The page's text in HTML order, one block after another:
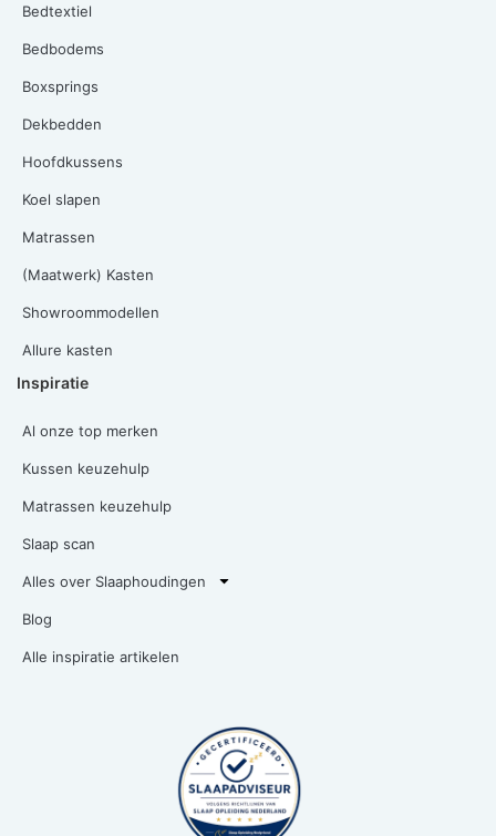
Bedtextiel
Bedbodems
Boxsprings
Dekbedden
Hoofdkussens
Koel slapen
Matrassen
(Maatwerk) Kasten
Showroommodellen
Allure kasten
Inspiratie
Al onze top merken
Kussen keuzehulp
Matrassen keuzehulp
Slaap scan
Alles over Slaaphoudingen
Blog
Alle inspiratie artikelen